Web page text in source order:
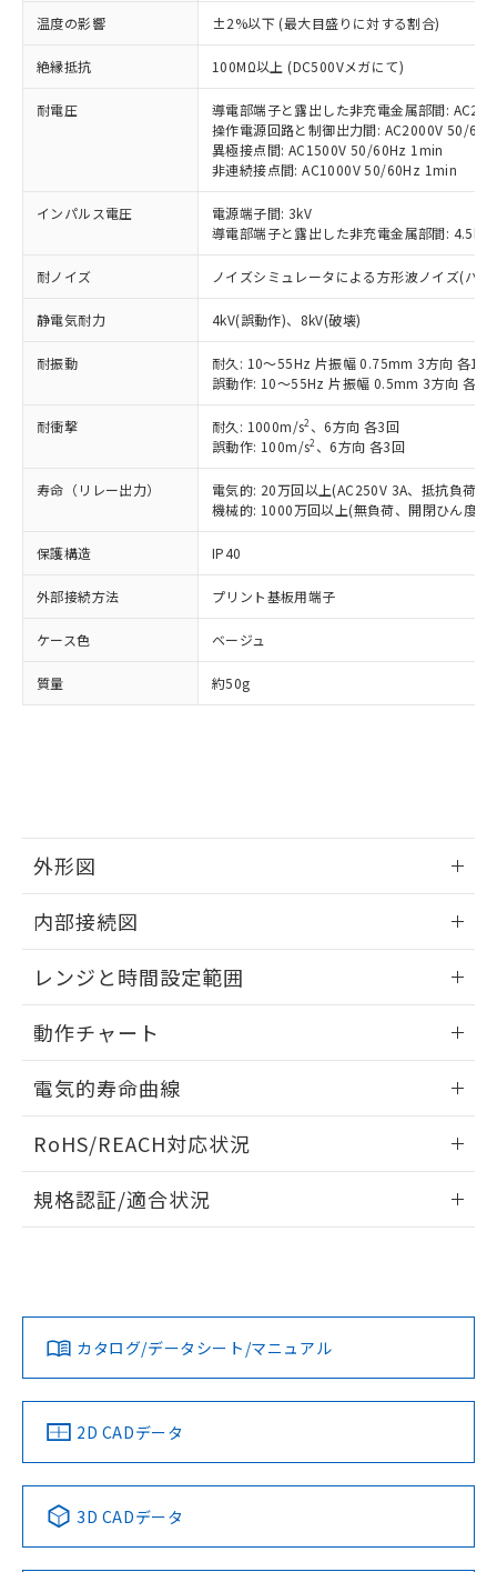
温度の影響 ±2%以下 (最大目盛りに対する割合)
絶縁抵抗 100MΩ以上 (DC500Vメガにて)
耐電圧
導電部端子と露出した非充電金属部間:
操作電源回路と制御出力間: AC2000V 50/
異極接点間: AC1500V 50/60Hz 1min
非連続接点間: AC1000V 50/60Hz 1min
インパルス電圧
電源端子間: 3kV
導電部端子と露出した非充電金属部間: 4.5kV
耐ノイズ ノイズシミュレータによる方形波ノイズ(パ
静電気耐力 4kV(誤動作)、8kV(破壊)
耐振動
耐久: 10～55Hz 片振幅 0.75mm 3方向 各1h
誤動作: 10～55Hz 片振幅 0.5mm 3方向 各
耐衝撃 耐久: 1000m/s2 、6方向 各3回
誤動作: 100m/s2 、6方向 各3回
寿命（リレー出力）
電気的: 20万回以上(AC250V 3A、抵抗負荷
機械的: 1000万回以上(無負荷、開閉ひん度
保護構造 IP40
外部接続方法 プリント基板用端子
ケース色 ベージュ
質量 約50g
外形図
外形図
内部接続図
内部接続図
レンジと時間設定範囲
レンジと時間設定範囲
動作チャート
動作チャート
電気的寿命曲線
電気的寿命曲線
RoHS/REACH対応状況
EU RoHS 注意事項・凡例
対応済み
中国 RoHS 注意事項・凡例
Pb Hg Cd Cr(VI)
規格認証/適合状況
LR型式承認
（イギリス
船舶規格）
DNV型式承認
（ノルウェー
BV型式承認
（フランス
KR型式
（韓国
Yes No No No
この製品の規格認証/適合状況ページへ
その他の認証はこちらのページからご検索ください
カタログ/データシート/マニュアル
2D CADデータ
3D CADデータ
ご利用条件
以下の条件をお読みいただき、同意のうえ
ご利用ください。
本サービスは、当社制御機器事業取扱
商品の当社在庫状況および標準価格
(税抜)を提供させていただくもので
当社制御機器事業取扱商品の中には、
本サービスの対象外となる商品もある
ことをご了承ください。
記載している更新日時点での社内デー
タに基づき作成されるものであり、閲
覧された時点での実際の在庫および標
準価格とは異なる場合があることをご
了承ください。
正式な納期状況および標準価格はお客
様のお取引先、またはお客様担当のオ
ムロン制御機器販売店・当社販売員に
ご相談ください。
販売ネットワーク
」をご確認
在庫状況および標準価格結果を当社の
事前の承諾なく第三者に漏洩または開
示しないようお願いします。
登録された部品リストについて、当社
引・商談に必要な範囲で利用すること
をご了承ください。
※当社の共同利用者とは、"個人情報
の共同利用に関して"
用者の範囲」に記載されている法人を
指します。
す。
対応予定：EU RoHS指令（10物質）の非含
有に対応した製品に切り替える予定のある
対応予定なし：EU RoHS指令（10物質）の
非含有に非対応の商品で、対応品を出す予
定はありません。
調査・確認中：EU RoHS指令（10物質）の
非含有の対応状況を調査中または確認中の
商品です。
非該当品：ライセンス料など無形物で、有
害物質有無と関係のない商品です。
仕入先様の事情により、非含有部品として
いたものが、含有品と判明した場合などや
むを得ず変更することがあります。
*EU RoHS指令（10物質）：
鉛(Pb) 1000ppm以下、 水銀(Hg) 1000ppm以下、 カド
ミウム(Cd) 100ppm以下、
六価クロム(Cr(Ⅵ)) 1000ppm以下、ポリ臭化ビフェニル
類(PBB) 1000ppm以下、ポリ臭化ジフェニルエーテル類
(PBDE) 1000ppm以下、フタル酸ビス(2-エチルヘキシ
ル) (DEHP)(別名：DOP) 1000ppm以下、フタル酸ブチ
ルベンジル（BBP） 1000ppm以下、フタル酸ジブチル
（DBP） 1000ppm以下、フタル酸ジイソブチル
(DIBP) 1000ppm以下
但し、RoHS指令で産業用監視および制御機器に対する
図的な使用がないことを確認しています。
※2 対応予定月
※3 非含有証明書ダウンロード
下記の非含有証明書をダウンロードするこ
とができます。
EU RoHS指令（10物質）の非含有証明書
51物質の非含有証明書（当社基準）
※本証明書は発行日時点で非含有を証明す
ものではありません。
また、RoHS指令のフタル酸エステル類４
物質の対応では、対応完了までの期間は出
荷製品に未対応品が混在することから備考
欄に対応日を記載しておりました。
既に当社にて対応品への在庫切替を完了
り、2022年1月12日より割愛しておりま
す。
※1 中国RoHS○×表
「○」：最大均質材料含有率が中国RoHSの
基準値以下であることを示します。
「×」：最大均質材料含有率が中国RoHSの
基準値を超えていることを示します。
「－」：未確認です。当社販売部門へお問
い合わせください。
*中国RoHS10物質の基準値 (GB/T26572)：
Pb(鉛) :1000ppm、 Hg(水銀) : 1000ppm、 Cd(カドミウ
Cr(Ⅵ)(六価クロム) : 1000ppm、 PBBs(ポリ臭化ビフェ
ニル類) : 1000ppm、 PBDEs(ポリ臭化ジフェニルエーテ
ル類) : 1000ppm、
DBP(フタル酸ジブチル) : 1000ppm、 DIBP(フタル酸ジ
イソブチル) : 1000ppm、 BBP(フタル酸ブチルベンジ
DEHP(フタル酸ビス(2-エチルヘキシル)) : 1000ppm
※2 環境保護使用期限
「ｅ」：有害物質（10物質）のすべてが基
準値以下であることを示します。
当社は、これら貴社製品のうち、外国
為替および外国貿易法に定める商品
（以下｢規制貨物等」という）を輸出
または国外への提供する場合は、日本
国政府の輸出許可(または役務取引許
可)を取得するなどの必要な手続きを
当社は規制貨物を破棄する場合は、完
全に破砕するなど、違法に輸出されな
いよう必要な手段を講じます。
当社は貴社製品を、核兵器、ミサイ
ル、化学兵器、生物兵器またはその他
武器並びにこれらの製造装置等に一切
使用いたしません。
当社は、貴社製品を第三者に販売する
該第三者に通知します。また当社は、
一定数以上の在庫あり
一定数には満たないが在庫あり
在庫なし(最新の在庫状況につ
いては、お客様のお取引先、ま
機器販売店・当社販売員にご確
認ください)